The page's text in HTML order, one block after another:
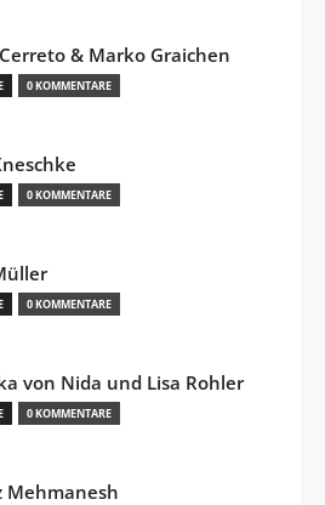
& Marko Graichen
0 KOMMENTARE
0 KOMMENTARE
0 KOMMENTARE
von Nida und Lisa Rohler
0 KOMMENTARE
Mehmanesh